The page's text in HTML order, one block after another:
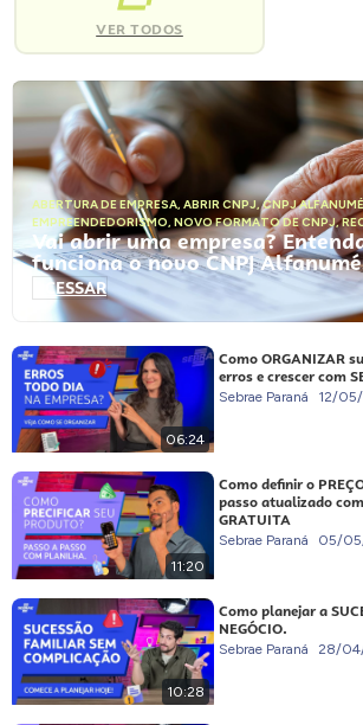
VER TODOS
ABERTURA DE EMPRESA, ABRIR CNPJ,CNPJ
EMPREENDEDORISMO, NOVO FORMATO DE CNPJ,
Vai abrir uma empresa?
funciona o novo CNPJ
ACESSAR
06:24
Como ORGANIZAR
erros e crescer com
Sebrae Paraná 12/
11:20
Como definir o
passo atualizado
GRATUITA
Sebrae Paraná 05/
10:28
Como planejar a
NEGÓCIO.
Sebrae Paraná 28/